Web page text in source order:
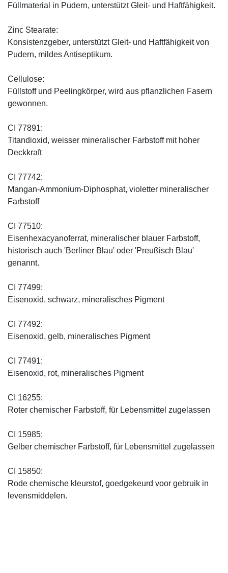
Füllmaterial in Pudern, unterstützt Gleit- und Haftfähigkeit.
Zinc Stearate:
Konsistenzgeber, unterstützt Gleit- und Haftfähigkeit von
Pudern, mildes Antiseptikum.
Cellulose:
Füllstoff und Peelingkörper, wird aus pflanzlichen Fasern
gewonnen.
CI 77891:
Titandioxid, weisser mineralischer Farbstoff mit hoher
Deckkraft
CI 77742:
Mangan-Ammonium-Diphosphat, violetter mineralischer
Farbstoff
CI 77510:
Eisenhexacyanoferrat, mineralischer blauer Farbstoff,
historisch auch 'Berliner Blau' oder 'Preußisch Blau'
genannt.
CI 77499:
Eisenoxid, schwarz, mineralisches Pigment
CI 77492:
Eisenoxid, gelb, mineralisches Pigment
CI 77491:
Eisenoxid, rot, mineralisches Pigment
CI 16255:
Roter chemischer Farbstoff, für Lebensmittel zugelassen
CI 15985:
Gelber chemischer Farbstoff, für Lebensmittel zugelassen
CI 15850:
Rode chemische kleurstof, goedgekeurd voor gebruik in
levensmiddelen.